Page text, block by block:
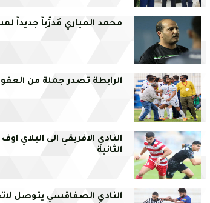
محمد العياري مُدرِّباً جديداً
الرابطة تصدر جملة من
النادي الافريقي الى البلاي
الثانية
النادي الصفاقسي يتوصل